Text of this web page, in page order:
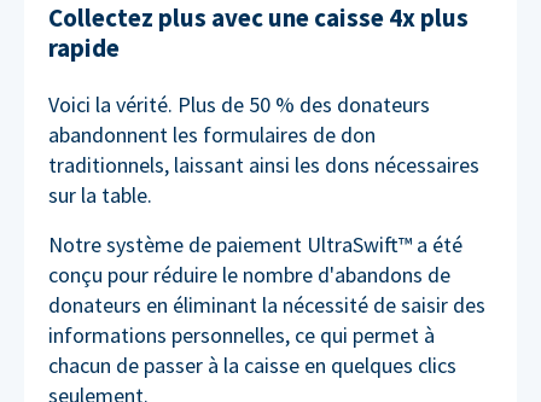
Collectez plus avec une caisse 4x plus
rapide
Voici la vérité. Plus de 50 % des donateurs
abandonnent les formulaires de don
traditionnels, laissant ainsi les dons nécessaires
sur la table.
Notre système de paiement UltraSwift™ a été
conçu pour réduire le nombre d'abandons de
donateurs en éliminant la nécessité de saisir des
informations personnelles, ce qui permet à
chacun de passer à la caisse en quelques clics
seulement.